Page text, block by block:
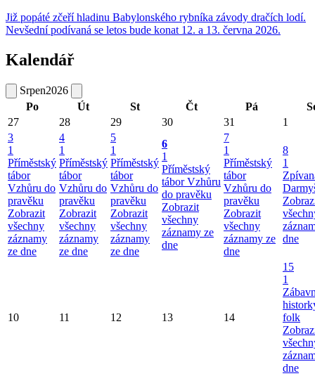
Již popáté zčeří hladinu Babylonského rybníka závody dračích lodí.
Nevšední podívaná se letos bude konat 12. a 13. června 2026.
Kalendář
Srpen2026
Po
Út St Čt Pá
27
28 29 30 31
1
3
1
Příměstský
tábor
Vzhůru do
pravěku
Zobrazit
všechny
záznamy
ze dne
4
1
Příměstský
tábor
Vzhůru do
pravěku
Zobrazit
všechny
záznamy
ze dne
5
1
Příměstský
tábor
Vzhůru do
pravěku
Zobrazit
všechny
záznamy
ze dne
6
1
Příměstský
tábor Vzhůru
do pravěku
Zobrazit
všechny
záznamy ze
dne
7
1
Příměstský
tábor
Vzhůru do
pravěku
Zobrazit
všechny
záznamy ze
dne
8
1
dne
10 11 12 13 14
15
1
folk
dne